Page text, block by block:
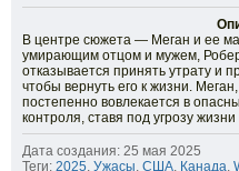
В центре сюжета — Меган и ее
умирающим отцом и мужем,
отказывается принять утрату и
чтобы вернуть его к жизни.
постепенно вовлекается в
контроля, ставя под угрозу
Дата создания: 25 мая 2025
Теги: 2025, Ужасы, США, Канада,